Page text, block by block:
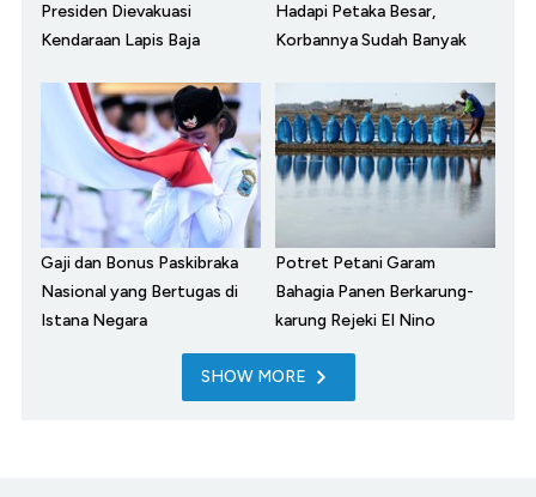
Presiden Dievakuasi
Kendaraan Lapis Baja
Hadapi Petaka Besar,
Korbannya Sudah Banyak
Gaji dan Bonus Paskibraka
Nasional yang Bertugas di
Istana Negara
Potret Petani Garam
Bahagia Panen Berkarung-
karung Rejeki El Nino
SHOW MORE